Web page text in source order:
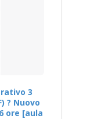
3
? Nuovo
ore [aula